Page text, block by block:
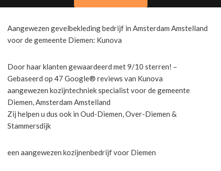
Aangewezen gevelbekleding bedrijf in Amsterdam Amstelland
voor de gemeente Diemen: Kunova
Door haar klanten gewaardeerd met 9/10 sterren! –
Gebaseerd op 47 Google® reviews van Kunova
aangewezen kozijntechniek specialist voor de gemeente
Diemen, Amsterdam Amstelland
Zij helpen u dus ook in Oud-Diemen, Over-Diemen &
Stammersdijk
een aangewezen kozijnenbedrijf voor Diemen